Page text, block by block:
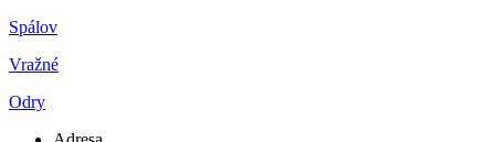
Spálov
Vražné
Odry